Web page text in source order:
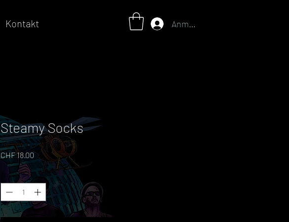
Kontakt Anmelden
Steamy Socks
CHF 18.00Preis
Anzahl *